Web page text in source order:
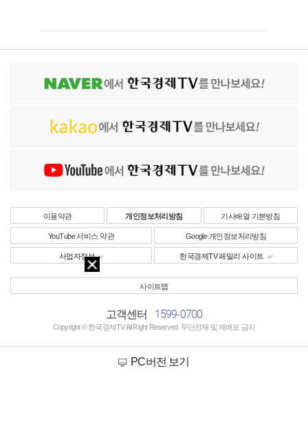
이용약관 개인정보처리방침 기사배열 기본방침
YouTube 서비스 약관 Google 개인정보처리방침
사업자정보 한국경제TV 패밀리 사이트
사이트맵
고객센터 1599-0700
Copyright © 한국경제TV All Right Reserved. 무단전재 및 재배포 금지
PC버전 보기